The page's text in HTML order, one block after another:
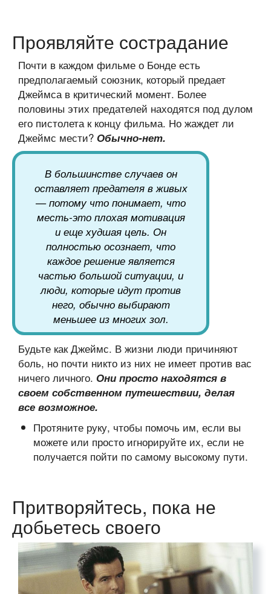
Проявляйте сострадание
Почти в каждом фильме о Бонде есть
предполагаемый союзник, который предает
Джеймса в критический момент. Более
половины этих предателей находятся под дулом
его пистолета к концу фильма. Но жаждет ли
Джеймс мести? Обычно-нет.
В большинстве случаев он
оставляет предателя в живых
— потому что понимает, что
месть-это плохая мотивация
и еще худшая цель. Он
полностью осознает, что
каждое решение является
частью большой ситуации, и
люди, которые идут против
него, обычно выбирают
меньшее из многих зол.
Будьте как Джеймс. В жизни люди причиняют
боль, но почти никто из них не имеет против вас
ничего личного. Они просто находятся в
своем собственном путешествии, делая
все возможное.
Протяните руку, чтобы помочь им, если вы
можете или просто игнорируйте их, если не
получается пойти по самому высокому пути.
Притворяйтесь, пока не
добьетесь своего